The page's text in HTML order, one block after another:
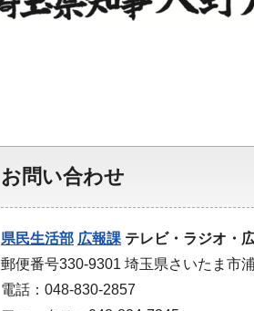
お問い合わせ
県民生活部 広報課 テレビ・ラジオ・
郵便番号330-9301 埼玉県さいたま市
電話：048-830-2857